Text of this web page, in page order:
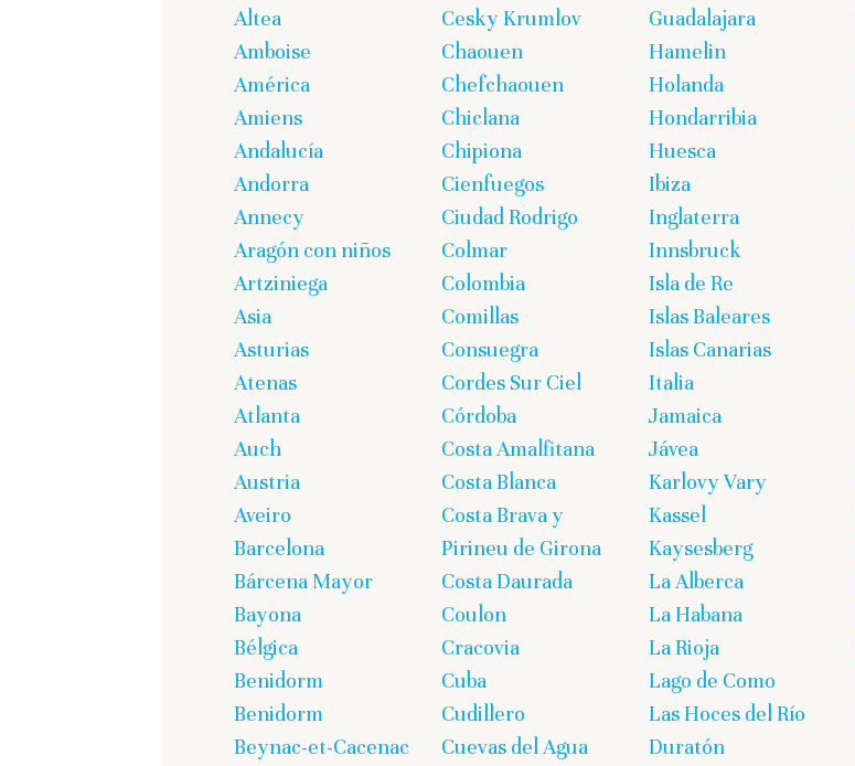
Altea
Amboise
América
Amiens
Andalucía
Andorra
Annecy
Aragón con niños
Artziniega
Asia
Asturias
Atenas
Atlanta
Auch
Austria
Aveiro
Barcelona
Bárcena Mayor
Bayona
Bélgica
Benidorm
Benidorm
Beynac-et-Cacenac
Cesky Krumlov
Chaouen
Chefchaouen
Chiclana
Chipiona
Cienfuegos
Ciudad Rodrigo
Colmar
Colombia
Comillas
Consuegra
Cordes Sur Ciel
Córdoba
Costa Amalfitana
Costa Blanca
Costa Brava y
Pirineu de Girona
Costa Daurada
Coulon
Cracovia
Cuba
Cudillero
Cuevas del Agua
Guadalajara
Hamelin
Holanda
Hondarribia
Huesca
Ibiza
Inglaterra
Innsbruck
Isla de Re
Islas Baleares
Islas Canarias
Italia
Jamaica
Jávea
Karlovy Vary
Kassel
Kaysesberg
La Alberca
La Habana
La Rioja
Lago de Como
Las Hoces del Río
Duratón